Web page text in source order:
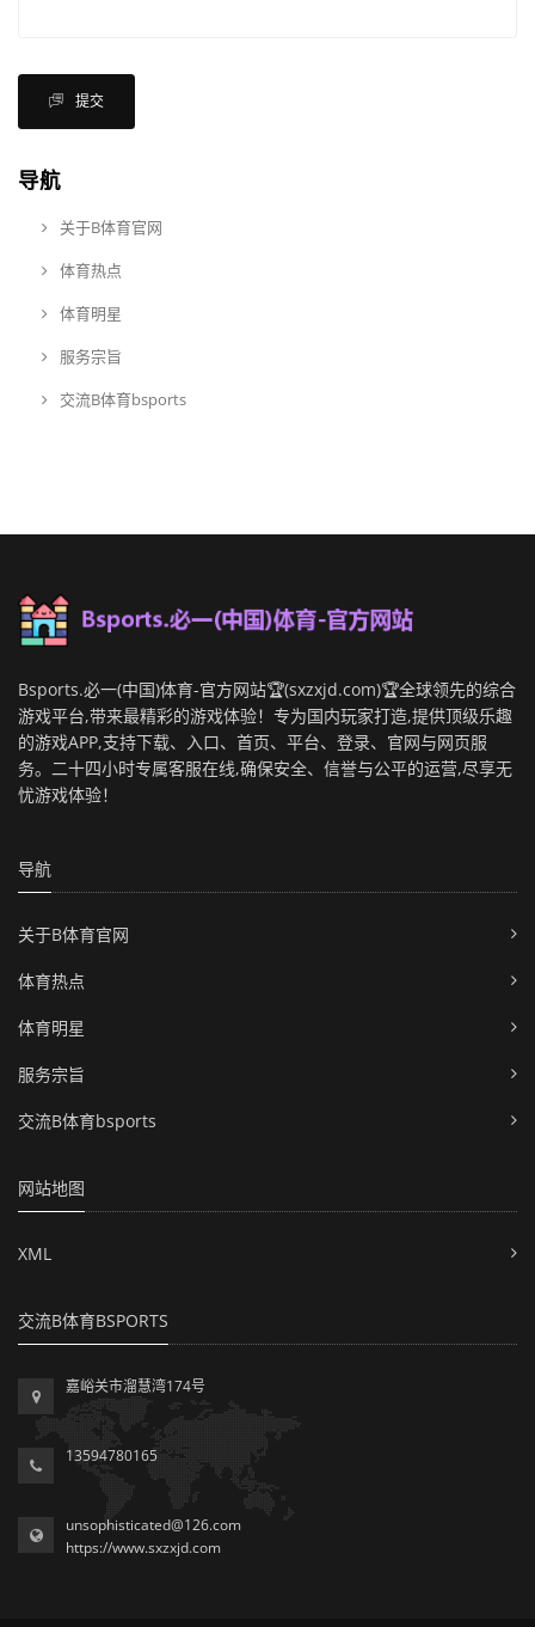
提交
导航
关于B体育官网
体育热点
体育明星
服务宗旨
交流B体育bsports
Bsports.必一(中国)体育-官方网站🏆(sxzxjd.com)🏆全球领先的综合
游戏平台,带来最精彩的游戏体验！专为国内玩家打造,提供顶级乐趣
的游戏APP,支持下载、入口、首页、平台、登录、官网与网页服
务。二十四小时专属客服在线,确保安全、信誉与公平的运营,尽享无
忧游戏体验！
导航
关于B体育官网
体育热点
体育明星
服务宗旨
交流B体育bsports
网站地图
XML
交流B体育BSPORTS
嘉峪关市溜慧湾174号
13594780165
unsophisticated@126.com
https://www.sxzxjd.com